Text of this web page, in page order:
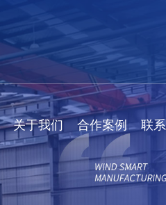
关于我们 合作案例 联